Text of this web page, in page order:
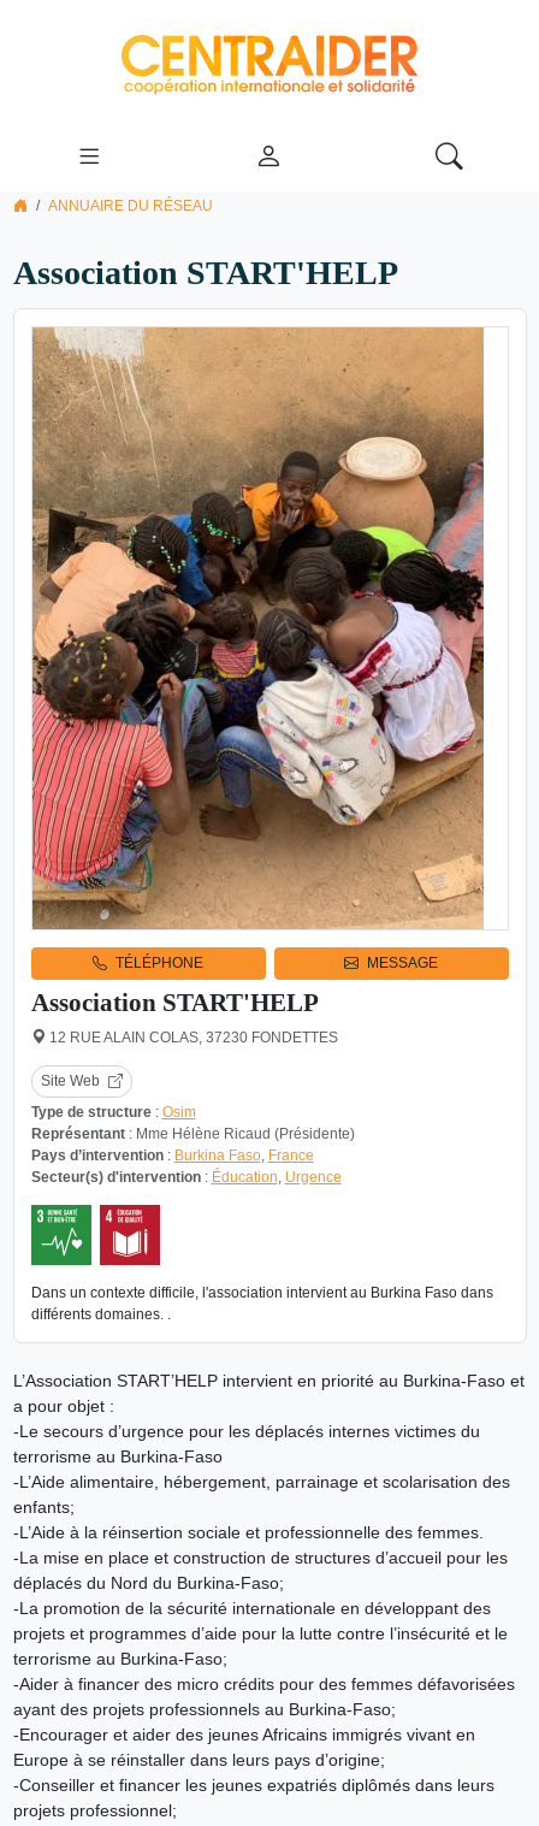
ANNUAIRE DU RÉSEAU
Association START'HELP
TÉLÉPHONE MESSAGE
Association START'HELP
12 RUE ALAIN COLAS, 37230 FONDETTES
Site Web
Type de structure: Osim
Représentant: Mme Hélène Ricaud (Présidente)
Pays d’intervention: Burkina Faso, France
Secteur(s) d'intervention: Éducation, Urgence
Dans un contexte difficile, l'association intervient au Burkina Faso dans
différents domaines. .
L’Association START’HELP intervient en priorité au Burkina-Faso et
a pour objet :
-Le secours d’urgence pour les déplacés internes victimes du
terrorisme au Burkina-Faso
-L’Aide alimentaire, hébergement, parrainage et scolarisation des
enfants;
-L’Aide à la réinsertion sociale et professionnelle des femmes.
-La mise en place et construction de structures d’accueil pour les
déplacés du Nord du Burkina-Faso;
-La promotion de la sécurité internationale en développant des
projets et programmes d’aide pour la lutte contre l’insécurité et le
terrorisme au Burkina-Faso;
-Aider à financer des micro crédits pour des femmes défavorisées
ayant des projets professionnels au Burkina-Faso;
-Encourager et aider des jeunes Africains immigrés vivant en
Europe à se réinstaller dans leurs pays d’origine;
-Conseiller et financer les jeunes expatriés diplômés dans leurs
projets professionnel;